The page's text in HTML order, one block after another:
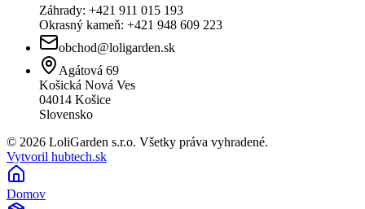
Záhrady: +421 911 015 193
Okrasný kameň: +421 948 609 223
obchod@loligarden.sk
Agátová 69
Košická Nová Ves
04014 Košice
Slovensko
© 2026 LoliGarden s.r.o. Všetky práva vyhradené.
Vytvoril hubtech.sk
Domov